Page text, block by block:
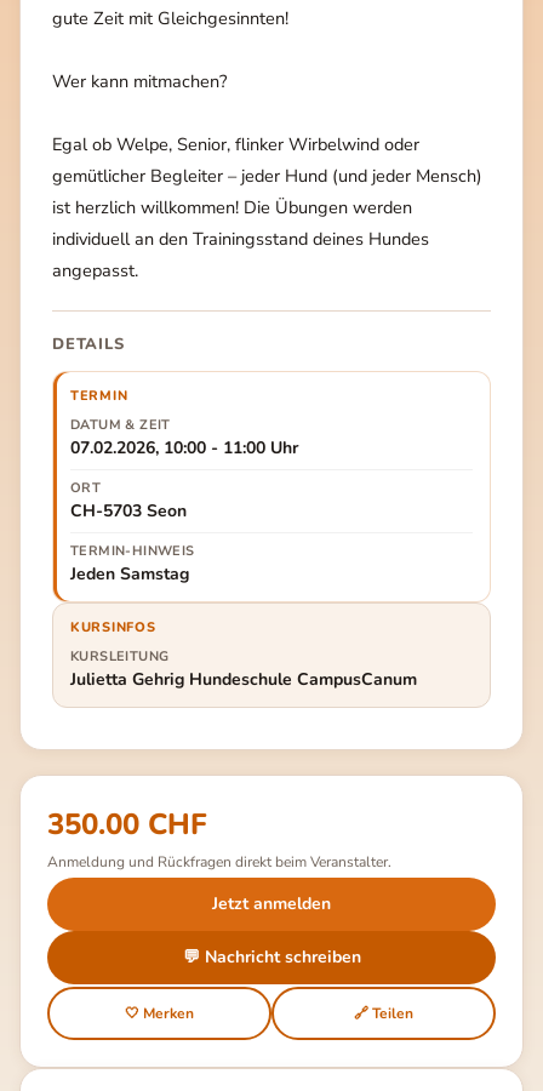
gute Zeit mit Gleichgesinnten!
Wer kann mitmachen?
Egal ob Welpe, Senior, flinker Wirbelwind oder
gemütlicher Begleiter – jeder Hund (und jeder Mensch)
ist herzlich willkommen! Die Übungen werden
individuell an den Trainingsstand deines Hundes
angepasst.
DETAILS
TERMIN
DATUM & ZEIT
07.02.2026, 10:00 - 11:00 Uhr
ORT
CH-5703 Seon
TERMIN-HINWEIS
Jeden Samstag
KURSINFOS
KURSLEITUNG
Julietta Gehrig Hundeschule CampusCanum
350.00 CHF
Anmeldung und Rückfragen direkt beim Veranstalter.
Jetzt anmelden
💬 Nachricht schreiben
🤍 Merken 🔗 Teilen